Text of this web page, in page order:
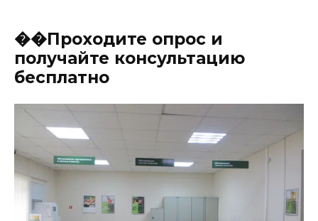
��Проходите опрос и
получайте консультацию
бесплатно